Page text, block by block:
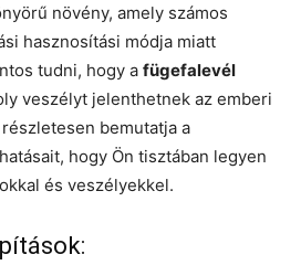
növény, amely számos
hasznosítási módja miatt
tudni, hogy a fügefalevél
veszélyt jelenthetnek az emberi
bemutatja a
hogy Ön tisztában legyen
és veszélyekkel.